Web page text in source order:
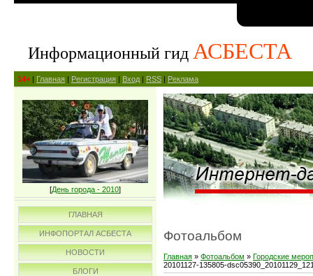
Информационный гид АСБЕСТА
14+ | Главная | Регистрация | Вход | RSS | Реклама
[День города - 2010]
ГЛАВНАЯ
ИНФОПОРТАЛ АСБЕСТА
НОВОСТИ
БЛОГИ
Фотоальбом
Главная » Фотоальбом » Городские
20101127-135805-